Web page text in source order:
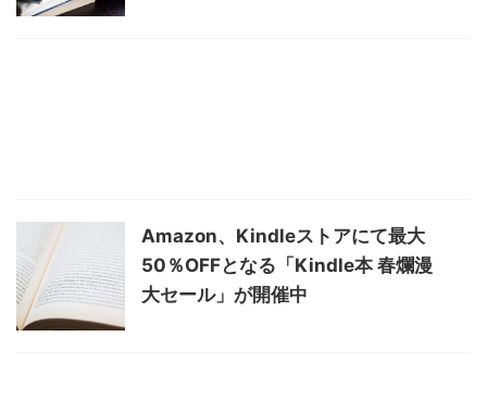
Amazon、Kindleストアにて最大
50％OFFとなる「Kindle本 春爛漫
大セール」が開催中